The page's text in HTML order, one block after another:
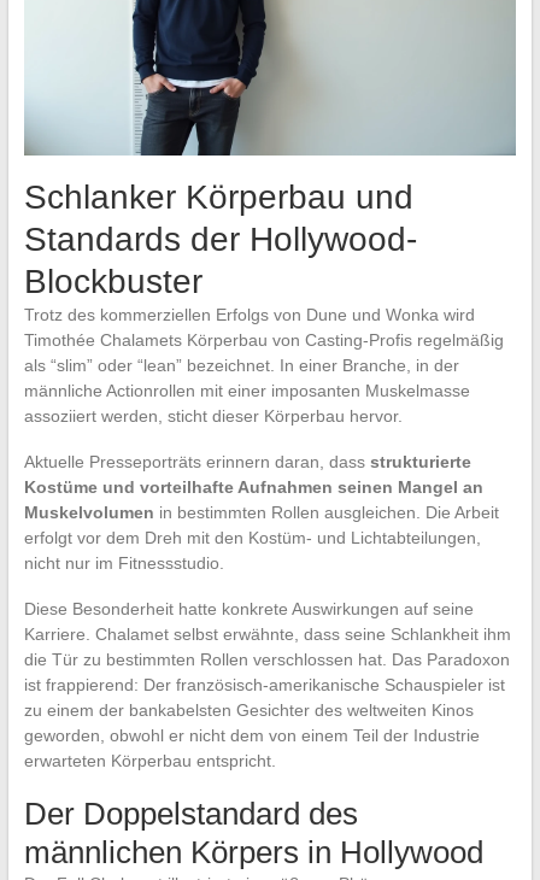
Schlanker Körperbau und
Standards der Hollywood-
Blockbuster
Trotz des kommerziellen Erfolgs von Dune und Wonka wird
Timothée Chalamets Körperbau von Casting-Profis regelmäßig
als “slim” oder “lean” bezeichnet. In einer Branche, in der
männliche Actionrollen mit einer imposanten Muskelmasse
assoziiert werden, sticht dieser Körperbau hervor.
Aktuelle Presseporträts erinnern daran, dass strukturierte
Kostüme und vorteilhafte Aufnahmen seinen Mangel an
Muskelvolumen in bestimmten Rollen ausgleichen. Die Arbeit
erfolgt vor dem Dreh mit den Kostüm- und Lichtabteilungen,
nicht nur im Fitnessstudio.
Diese Besonderheit hatte konkrete Auswirkungen auf seine
Karriere. Chalamet selbst erwähnte, dass seine Schlankheit ihm
die Tür zu bestimmten Rollen verschlossen hat. Das Paradoxon
ist frappierend: Der französisch-amerikanische Schauspieler ist
zu einem der bankabelsten Gesichter des weltweiten Kinos
geworden, obwohl er nicht dem von einem Teil der Industrie
erwarteten Körperbau entspricht.
Der Doppelstandard des
männlichen Körpers in Hollywood